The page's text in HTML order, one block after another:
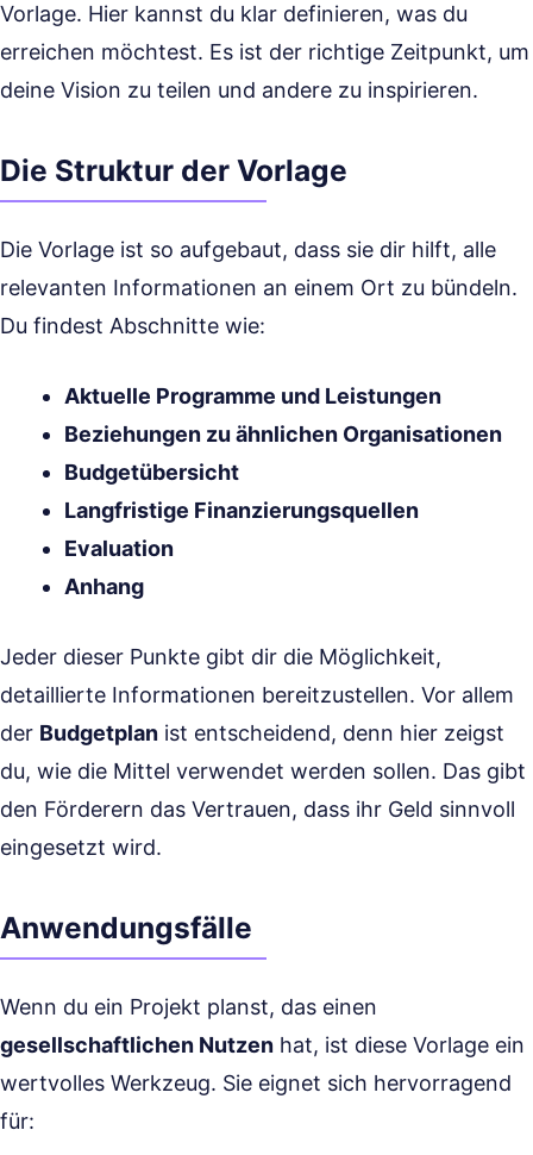
Vorlage. Hier kannst du klar definieren, was du
erreichen möchtest. Es ist der richtige Zeitpunkt, um
deine Vision zu teilen und andere zu inspirieren.
Die Struktur der Vorlage
Die Vorlage ist so aufgebaut, dass sie dir hilft, alle
relevanten Informationen an einem Ort zu bündeln.
Du findest Abschnitte wie:
Aktuelle Programme und Leistungen
Beziehungen zu ähnlichen Organisationen
Budgetübersicht
Langfristige Finanzierungsquellen
Evaluation
Anhang
Jeder dieser Punkte gibt dir die Möglichkeit,
detaillierte Informationen bereitzustellen. Vor allem
der Budgetplan ist entscheidend, denn hier zeigst
du, wie die Mittel verwendet werden sollen. Das gibt
den Förderern das Vertrauen, dass ihr Geld sinnvoll
eingesetzt wird.
Anwendungsfälle
Wenn du ein Projekt planst, das einen
gesellschaftlichen Nutzen hat, ist diese Vorlage ein
wertvolles Werkzeug. Sie eignet sich hervorragend
für: